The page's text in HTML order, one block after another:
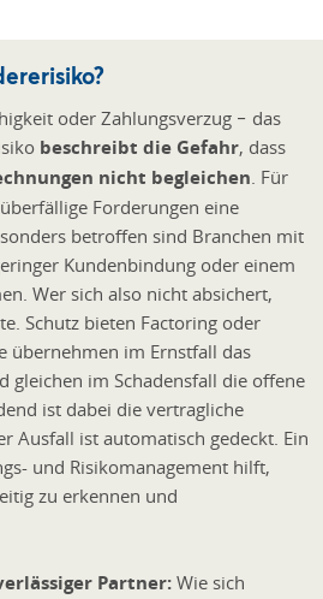
oder Zahlungsverzug − das
beschreibt die Gefahr, dass
nicht begleichen. Für
Forderungen eine
betroffen sind Branchen mit
Kundenbindung oder einem
Wer sich also nicht absichert,
Schutz bieten Factoring oder
übernehmen im Ernstfall das
gleichen im Schadensfall die offene
ist dabei die vertragliche
Ausfall ist automatisch gedeckt. Ein
und Risikomanagement hilft,
zu erkennen und
Partner: Wie sich